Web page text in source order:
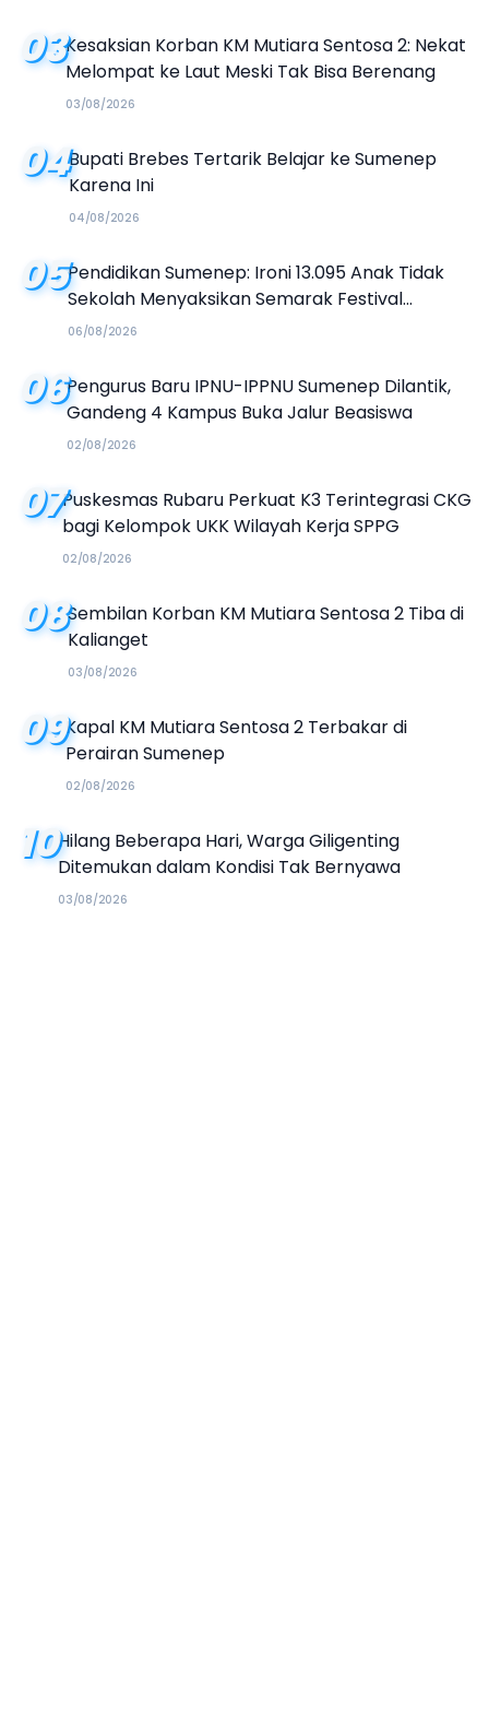
03Kesaksian Korban KM Mutiara Sentosa 2: Nekat
Melompat ke Laut Meski Tak Bisa Berenang
03/08/2026
04Bupati Brebes Tertarik Belajar ke Sumenep
Karena Ini
04/08/2026
05Pendidikan Sumenep: Ironi 13.095 Anak Tidak
Sekolah Menyaksikan Semarak Festival
Kalender Event 2026
06/08/2026
06Pengurus Baru IPNU-IPPNU Sumenep Dilantik,
Gandeng 4 Kampus Buka Jalur Beasiswa
02/08/2026
07Puskesmas Rubaru Perkuat K3 Terintegrasi CKG
bagi Kelompok UKK Wilayah Kerja SPPG
02/08/2026
08Sembilan Korban KM Mutiara Sentosa 2 Tiba di
Kalianget
03/08/2026
09Kapal KM Mutiara Sentosa 2 Terbakar di
Perairan Sumenep
02/08/2026
10Hilang Beberapa Hari, Warga Giligenting
Ditemukan dalam Kondisi Tak Bernyawa
03/08/2026